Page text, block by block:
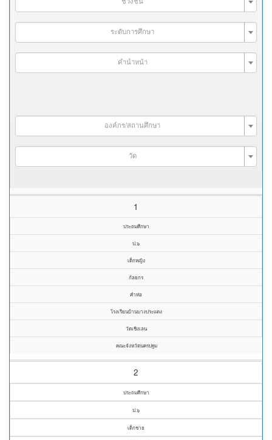
ระดับการศึกษา
คำนำหน้า
องค์กร/สถานศึกษา
วัด
1
ประถมศึกษา
ป.๖
เด็กหญิง
กัลยกร
คำห่อ
โรงเรียนบ้านบางประแดง
วัดเชิงเลน
คณะจังหวัดนครปฐม
2
ประถมศึกษา
ป.๖
เด็กชาย